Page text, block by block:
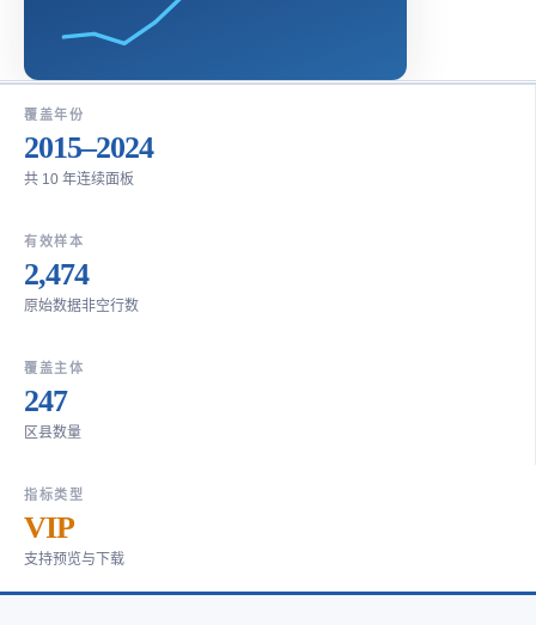
覆盖年份
2015–2024
共 10 年连续面板
有效样本
2,474
原始数据非空行数
覆盖主体
247
区县数量
指标类型
VIP
支持预览与下载